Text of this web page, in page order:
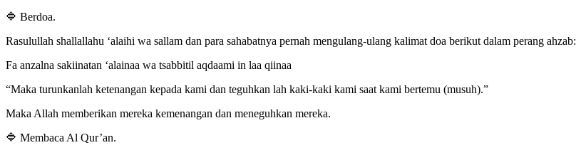
🔷 Berdoa.
Rasulullah shallallahu ‘alaihi wa sallam dan para sahabatnya pernah mengulang-ulang kalimat doa berikut dalam perang ahzab:
Fa anzalna sakiinatan ‘alainaa wa tsabbitil aqdaami in laa qiinaa
“Maka turunkanlah ketenangan kepada kami dan teguhkan lah kaki-kaki kami saat kami bertemu (musuh).”
Maka Allah memberikan mereka kemenangan dan meneguhkan mereka.
🔷 Membaca Al Qur’an.